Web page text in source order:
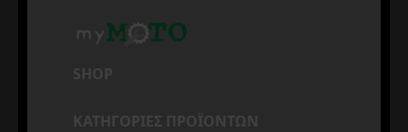
SHOP
ΚΑΤΗΓΟΡΙΕΣ ΠΡΟΪΟΝΤΩΝ